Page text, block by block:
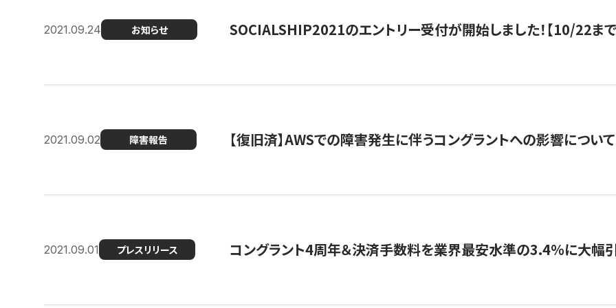
2021.09.24 お知らせ SOCIALSHIP2021のエントリー受付が開始しました！【10/22まで
2021.09.02 障害報告 【復旧済】AWSでの障害発生に伴うコングラントへの影響について
2021.09.01 プレスリリース コングラント4周年＆決済手数料を業界最安水準の3.4％に大幅